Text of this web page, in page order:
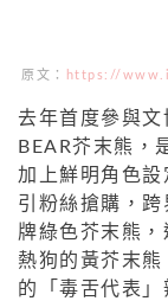
原文：
https://
去年首度參與文
BEAR芥末熊，
加上鮮明角色設
引粉絲搶購，
牌綠色芥末熊
熱狗的黃芥末
的「毒舌代表